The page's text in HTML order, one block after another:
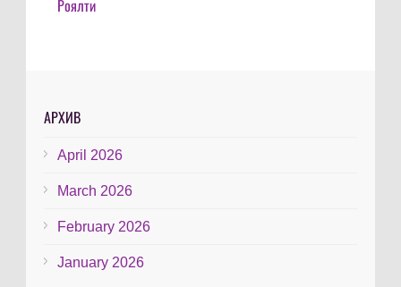
Роялти
АРХИВ
April 2026
March 2026
February 2026
January 2026